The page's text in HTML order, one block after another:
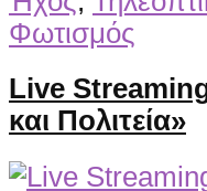
Φωτισμός
Live
και Πολιτεία»